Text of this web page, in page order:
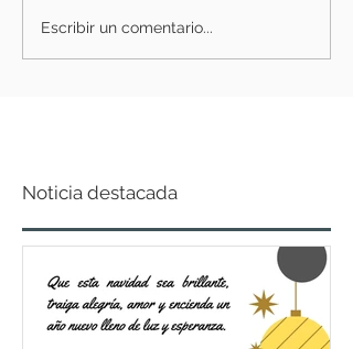
Escribir un comentario...
Noticia destacada